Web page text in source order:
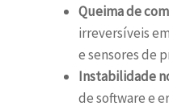
Queima de
irreversíveis
e sensores de
Instabilidade
de software e